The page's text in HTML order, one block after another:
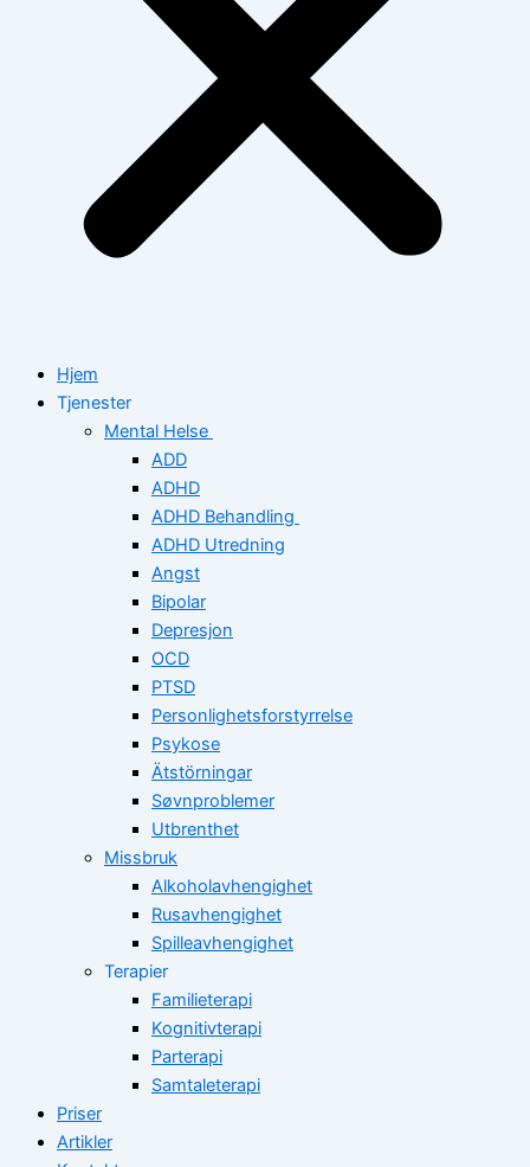
Hjem
Tjenester
Mental Helse
ADD
ADHD
ADHD Behandling
ADHD Utredning
Angst
Bipolar
Depresjon
OCD
PTSD
Personlighetsforstyrrelse
Psykose
Ätstörningar
Søvnproblemer
Utbrenthet
Missbruk
Alkoholavhengighet
Rusavhengighet
Spilleavhengighet
Terapier
Familieterapi
Kognitivterapi
Parterapi
Samtaleterapi
Priser
Artikler